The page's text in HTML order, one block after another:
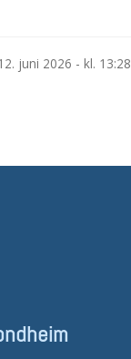
juni 2026 - kl. 13:28